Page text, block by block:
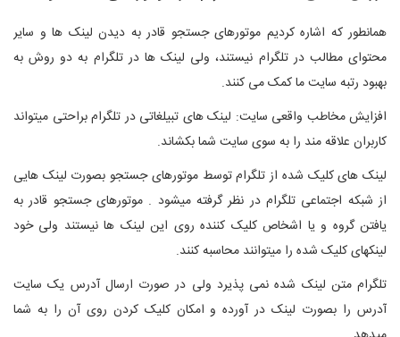
همانطور که اشاره کردیم موتورهای جستجو قادر به دیدن لینک ها و سایر
محتوای مطالب در تلگرام نیستند، ولی لینک ها در تلگرام به دو روش به
بهبود رتبه سایت ما کمک می کنند.
افزایش مخاطب واقعی سایت: لینک های تبیلغاتی در تلگرام براحتی میتواند
کاربران علاقه مند را به سوی سایت شما بکشاند.
لینک های کلیک شده از تلگرام توسط موتورهای جستجو بصورت لینک هایی
از شبکه اجتماعی تلگرام در نظر گرفته میشود . موتورهای جستجو قادر به
یافتن گروه و یا اشخاص کلیک کننده روی این لینک ها نیستند ولی خود
لینکهای کلیک شده را میتوانند محاسبه کنند.
تلگرام متن لینک شده نمی پذیرد ولی در صورت ارسال آدرس یک سایت
آدرس را بصورت لینک در آورده و امکان کلیک کردن روی آن را به شما